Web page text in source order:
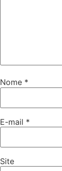
Nome *
E-mail *
Site